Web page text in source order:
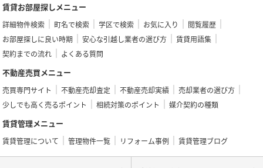
賃貸お部屋探しメニュー
詳細物件検索 町名で検索 学区で検索 お気に入り
閲覧履歴
お部屋探しに良い時期
安心な引越し業者の選び方
賃貸用語集
契約までの流れ
よくある質問
不動産売買メニュー
売買専門サイト 不動産売却査定 不動産売却実績
売却業者の選び方
少しでも高く売るポイント
相続対策のポイント 媒介契約の種類
賃貸管理メニュー
賃貸管理について 管理物件一覧 リフォーム事例 賃貸管理ブログ